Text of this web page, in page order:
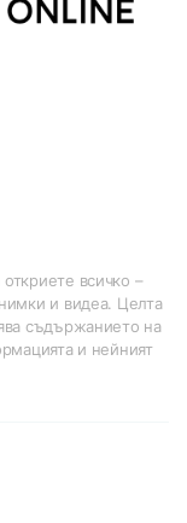
всичко –
и видеа. Целта
съдържанието на
и нейният